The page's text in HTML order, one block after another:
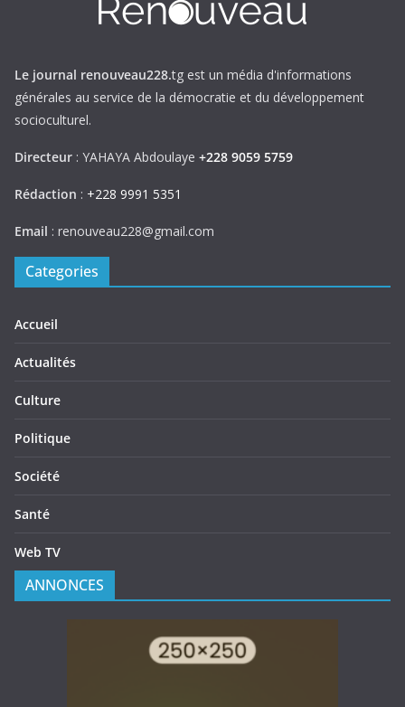
Le journal renouveau228.tg est un média d'informations
générales au service de la démocratie et du développement
socioculturel.
Directeur : YAHAYA Abdoulaye +228 9059 5759
Rédaction : +228 9991 5351
Email : renouveau228@gmail.com
Categories
Accueil
Actualités
Culture
Politique
Société
Santé
Web TV
ANNONCES